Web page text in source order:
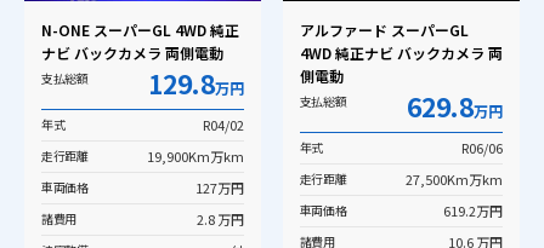
N-ONE スーパーGL 4WD 純正
ナビ バックカメラ 両側電動
支払総額 129.8万円
年式 R04/02
走行距離 19,900Km万km
車両価格 127万円
諸費用 2.8 万円
アルファード スーパーGL
4WD 純正ナビ バックカメラ 両
側電動
支払総額 629.8万円
年式 R06/06
走行距離 27,500Km万km
車両価格 619.2万円
諸費用 10.6 万円